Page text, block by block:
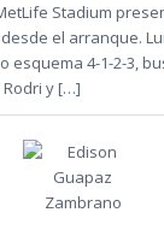
Stadium
el arranque.
esquema 4-1-2-3,
y […]